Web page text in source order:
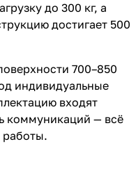
до 300 кг, а
достигает 500
700–850
индивидуальные
входят
коммуникаций — всё